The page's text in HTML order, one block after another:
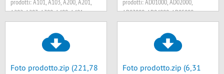
prodotti: A101, A103, A200, A201,
A202, A203, A300, A400, A401
prodotti: AD01000, AD02000,
AD03000, AD04000, AD05000,
AD06000, AD07000, AD08000,
AD14000, AD15000, AD16000,
AD17000, AD18000, AD25000,
Foto prodotto.zip (221,78
Foto prodotto.zip (6,31